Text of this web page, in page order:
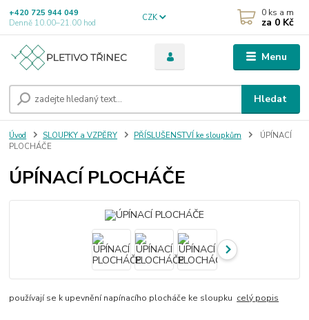
Menu
CZK
Hledat
+420 725 944 049
Denně 10.00–21.00 hod
0 ks a m
za 0 Kč
Úvod SLOUPKY a VZPĚRY PŘÍSLUŠENSTVÍ ke sloupkům
ÚPÍNACÍ
PLOCHÁČE
ÚPÍNACÍ PLOCHÁČE
používají se k upevnění napínacího plocháče ke sloupku celý popis